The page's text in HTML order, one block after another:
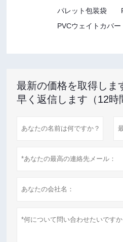
パレット包装袋
PVCウェイトカバー
最新の価格を取得しま
早く返信します（12時